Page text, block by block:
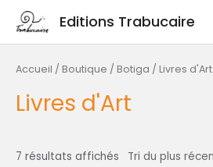
contenu
Editions Trabucaire
Accueil / Boutique / Botiga / Livres d'Art
Livres d'Art
7 résultats affichés
Trié
plus
récent
plus
ancien